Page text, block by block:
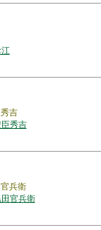
吉
秀吉
兵衛
官兵衛